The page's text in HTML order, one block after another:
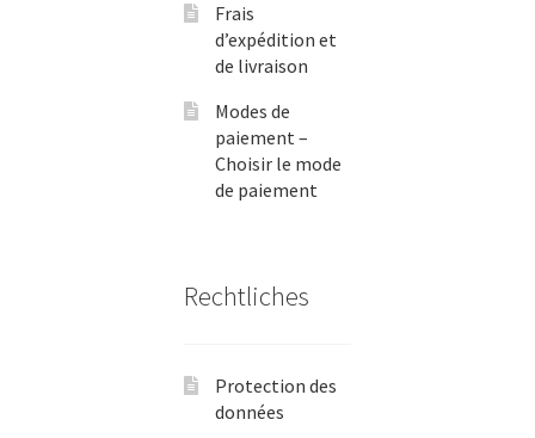
Frais
d’expédition et
de livraison
Modes de
paiement –
Choisir le mode
de paiement
Rechtliches
Protection des
données